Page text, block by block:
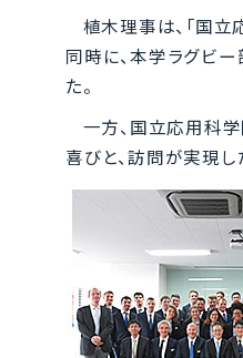
植木理事は、「国
同時に、本学ラグビ
た。
一方、国立応用科
喜びと、訪問が実現